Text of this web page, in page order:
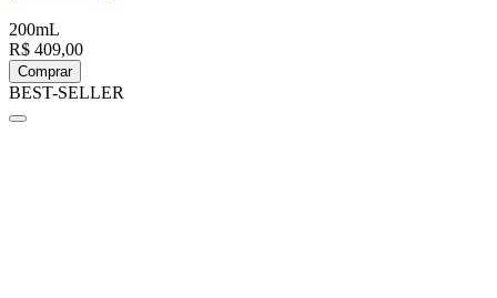
200mL
R$ 409,00
Comprar
BEST-SELLER